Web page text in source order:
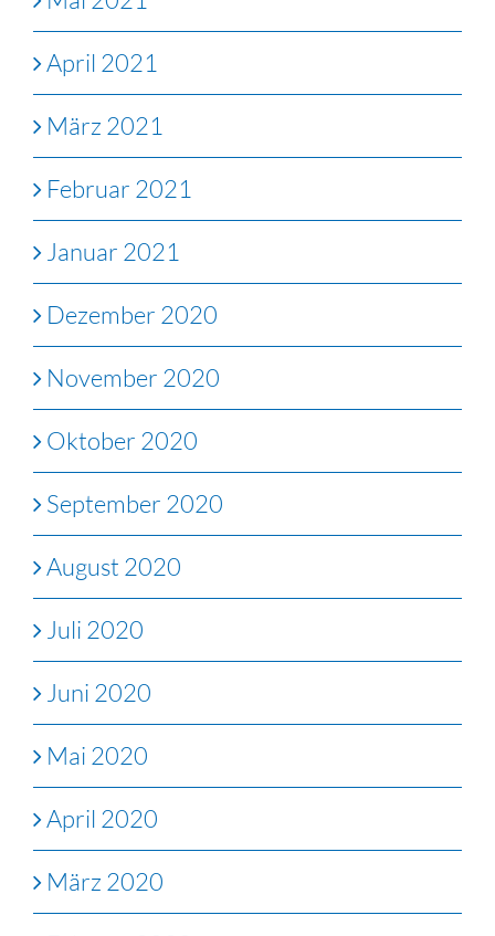
April 2021
März 2021
Februar 2021
Januar 2021
Dezember 2020
November 2020
Oktober 2020
September 2020
August 2020
Juli 2020
Juni 2020
Mai 2020
April 2020
März 2020